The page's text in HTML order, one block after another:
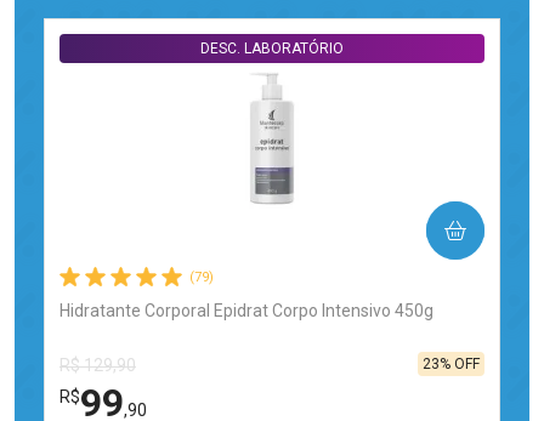
(79)
Hidratante Corporal Epidrat Corpo Intensivo 450g
DESC. LABORATÓRIO
R$ 129,90
R$99,90
23% OFF
COMPRAR